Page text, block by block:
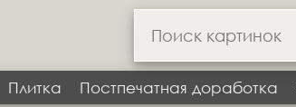
Плитка Постпечатная доработка